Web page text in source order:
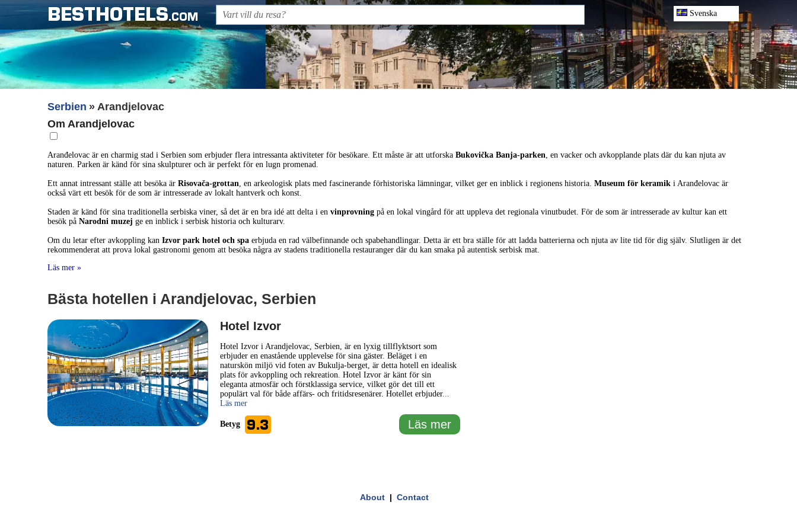
BESTHOTELS.COM Svenska
Serbien
Arandjelovac
Om Arandjelovac
Aranđelovac är en charmig stad i Serbien som erbjuder flera intressanta aktiviteter för besökare. Ett måste är att utforskaBukovička Banja-parken, en vacker och avkopplande plats där du kan njuta av
naturen. Parken är känd för sina skulpturer och är perfekt för en lugn promenad.
Ett annat intressant ställe att besöka ärRisovača-grottan, en arkeologisk plats med fascinerande förhistoriska lämningar, vilket ger en inblick i regionens historia.Museum för keramik i Aranđelovac är
också värt ett besök för de som är intresserade av lokalt hantverk och konst.
Staden är känd för sina traditionella serbiska viner, så det är en bra idé att delta i envinprovning på en lokal vingård för att uppleva det regionala vinutbudet. För de som är intresserade av kultur kan ett
besök påNarodni muzej ge en inblick i serbisk historia och kulturarv.
Om du letar efter avkoppling kanIzvor park hotel och spa erbjuda en rad välbefinnande och spabehandlingar. Detta är ett bra ställe för att ladda batterierna och njuta av lite tid för dig själv. Slutligen är det
rekommenderat att prova lokal gastronomi genom att besöka några av stadens traditionella restauranger där du kan smaka på autentisk serbisk mat.
Läs mer »
Bästa hotellen i Arandjelovac, Serbien
Hotel Izvor
Hotel Izvor i Arandjelovac, Serbien, är en lyxig tillflyktsort som
erbjuder en enastående upplevelse för sina gäster. Beläget i en
naturskön miljö vid foten av Bukulja-berget, är detta hotell en idealisk
plats för avkoppling och rekreation. Hotel Izvor är känt för sin
eleganta atmosfär och förstklassiga service, vilket gör det till ett
populärt val för både affärs- och fritidsresenärer. Hotellet erbjuder...
Läs mer
Betyg 9.3 Läs mer
About |Contact